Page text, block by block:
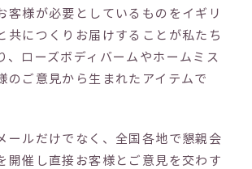
客様が必要としているものをイギリ
共につくりお届けすることが私たち
、ローズボディバームやホームミス
のご意見から生まれたアイテムで
ールだけでなく、全国各地で懇親会
開催し直接お客様とご意見を交わす